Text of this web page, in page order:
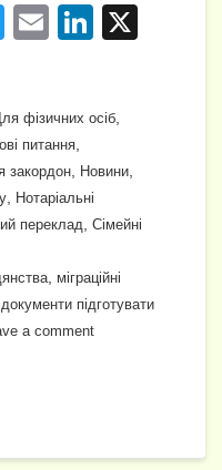
T
er
E
Li
e
dI
фізичних осіб
питання
закордон Новини
Нотаріальні
переклад Сімейні
міграційні
документи підготувати
a comment